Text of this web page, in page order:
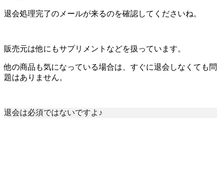
退会処理完了のメールが来るのを確認してくださいね。
販売元は他にもサプリメントなどを扱っています。
他の商品も気になっている場合は、すぐに退会しなくても問
題はありません。
退会は必須ではないですよ♪